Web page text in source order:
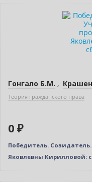
Гонгало Б.М. ,
Теория гражданского права
0 ₽
Победитель.
Яковлевны Кирилловой: